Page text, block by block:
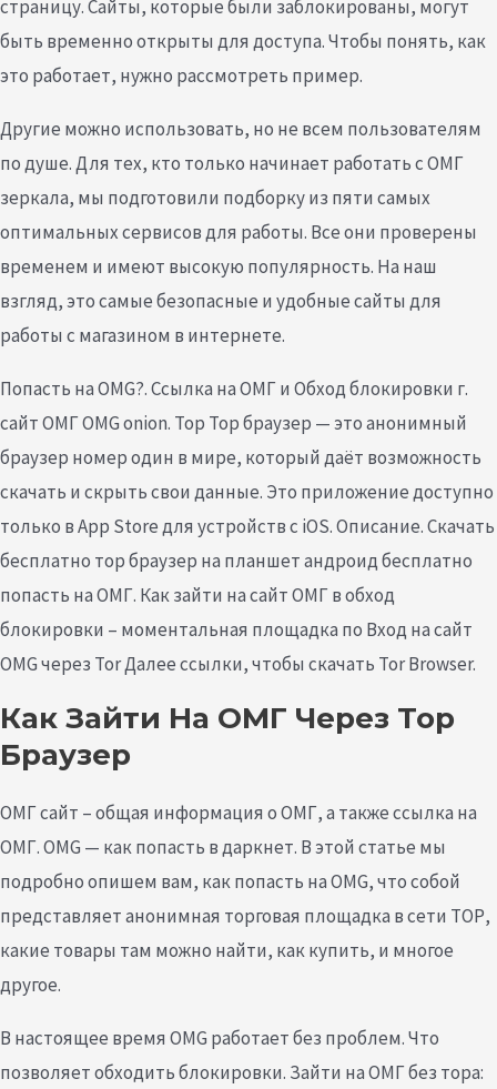
страницу. Сайты, которые были заблокированы, могут
быть временно открыты для доступа. Чтобы понять, как
это работает, нужно рассмотреть пример.
Другие можно использовать, но не всем пользователям
по душе. Для тех, кто только начинает работать с ОМГ
зеркала, мы подготовили подборку из пяти самых
оптимальных сервисов для работы. Все они проверены
временем и имеют высокую популярность. На наш
взгляд, это самые безопасные и удобные сайты для
работы с магазином в интернете.
Попасть на OMG?. Ссылка на ОМГ и Обход блокировки г.
сайт ОМГ OMG onion. Тор Тор браузер — это анонимный
браузер номер один в мире, который даёт возможность
скачать и скрыть свои данные. Это приложение доступно
только в App Store для устройств с iOS. Описание. Скачать
бесплатно тор браузер на планшет андроид бесплатно
попасть на ОМГ. Как зайти на сайт ОМГ в обход
блокировки – моментальная площадка по Вход на сайт
OMG через Tor Далее ссылки, чтобы скачать Tor Browser.
Как Зайти На ОМГ Через Тор
Браузер
ОМГ сайт – общая информация о ОМГ, а также ссылка на
ОМГ. OMG — как попасть в даркнет. В этой статье мы
подробно опишем вам, как попасть на OMG, что собой
представляет анонимная торговая площадка в сети ТОР,
какие товары там можно найти, как купить, и многое
другое.
В настоящее время OMG работает без проблем. Что
позволяет обходить блокировки. Зайти на ОМГ без тора: